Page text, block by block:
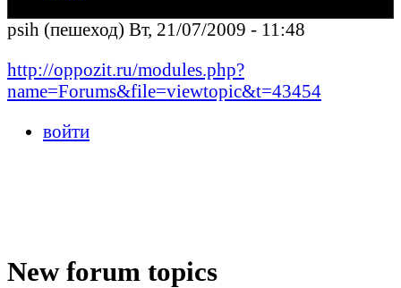
psih (пешеход) Вт, 21/07/2009 - 11:48
http://oppozit.ru/modules.php?
name=Forums&file=viewtopic&t=43454
войти
New forum topics